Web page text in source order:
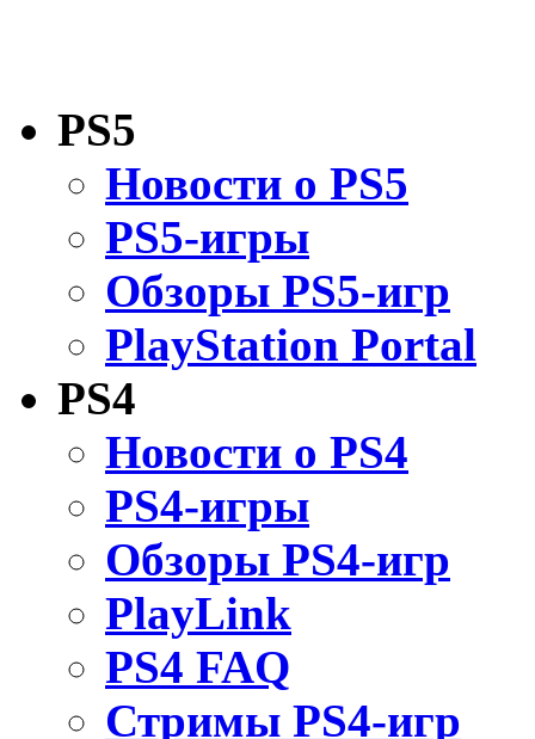
PS5
Новости о PS5
PS5-игры
Обзоры PS5-игр
PlayStation Portal
PS4
Новости о PS4
PS4-игры
Обзоры PS4-игр
PlayLink
PS4 FAQ
Стримы PS4-игр